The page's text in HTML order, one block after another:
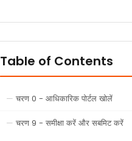
Table of Contents
चरण 0 - आधिकारिक पोर्टल खोलें
चरण 9 - समीक्षा करें और सबमिट करें